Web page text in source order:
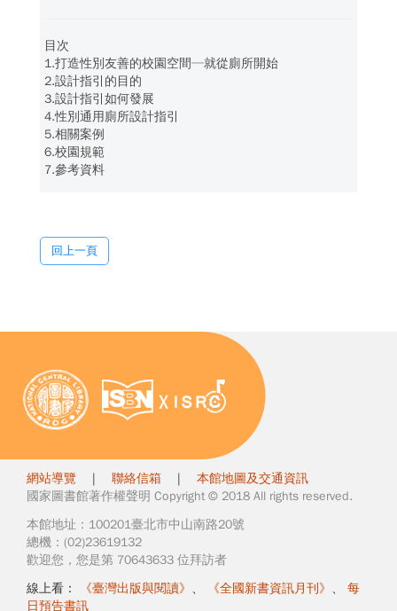
目次
1.打造性別友善的校園空間─就從廁所開始
2.設計指引的目的
3.設計指引如何發展
4.性別通用廁所設計指引
5.相關案例
6.校園規範
7.參考資料
回上一頁
網站導覽 | 聯絡信箱 | 本館地圖及交通資訊
國家圖書館著作權聲明 Copyright © 2018 All rights reserved.
本館地址：100201臺北市中山南路20號
總機：(02)23619132
歡迎您，您是第 70643633 位拜訪者
線上看：
《臺灣出版與閱讀》 、 《全國新書資訊月刊》 、 每
日預告書訊